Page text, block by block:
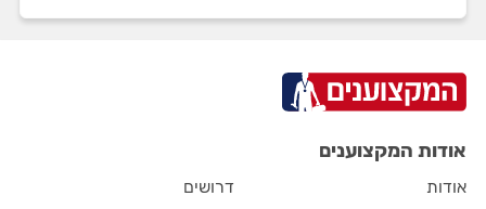
אודות המקצוענים
אודות
דרושים